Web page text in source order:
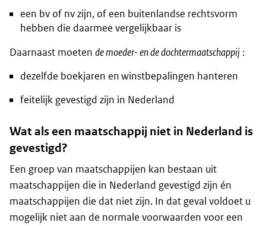
een bv of nv zijn, of een buitenlandse rechtsvorm
hebben die daarmee vergelijkbaar is
Daarnaast moeten de moeder- en de dochtermaatschappij :
dezelfde boekjaren en winstbepalingen hanteren
feitelijk gevestigd zijn in Nederland
Wat als een maatschappij niet in Nederland is
gevestigd?
Een groep van maatschappijen kan bestaan uit
maatschappijen die in Nederland gevestigd zijn én
maatschappijen die dat niet zijn. In dat geval voldoet u
mogelijk niet aan de normale voorwaarden voor een